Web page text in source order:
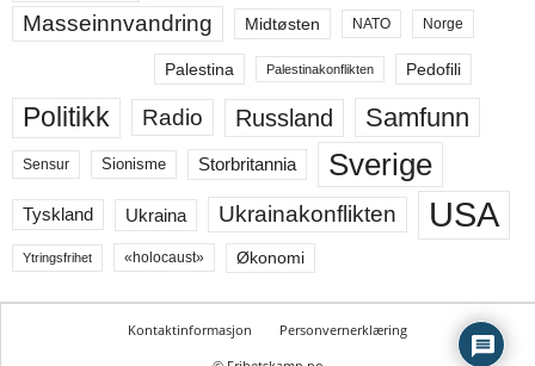
Masseinnvandring Midtøsten NATO Norge
Palestina Palestinakonflikten Pedofili
Politikk Radio Russland Samfunn
Sensur Sionisme Storbritannia Sverige
Tyskland Ukraina Ukrainakonflikten USA
Ytringsfrihet «holocaust» Økonomi
Kontaktinformasjon
Personvernerklæring